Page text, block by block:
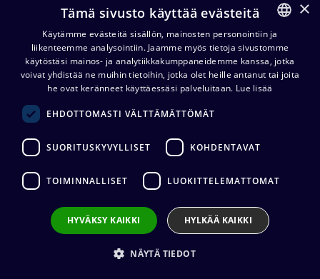
Contrik Power Turtle XO CEE32
IN/OUT - 6x TRUE1 OUT
788,42
FINNISH
ENGLISH
×
Tämä sivusto käyttää evästeitä
Käytämme evästeitä sisällön, mainosten personointiin ja
liikenteemme analysointiin. Jaamme myös tietoja sivustomme
käytöstäsi mainos- ja analytiikkakumppaneidemme kanssa, jotka
voivat yhdistää ne muihin tietoihin, jotka olet heille antanut tai joita
he ovat keränneet käyttäessäsi palveluitaan. Lue lisää
EHDOTTOMASTI VÄLTTÄMÄTTÖMÄT
SUORITUSKYVYLLISET KOHDENTAVAT
TOIMINNALLISET LUOKITTELEMATTOMAT
HYVÄKSY KAIKKI HYLKÄÄ KAIKKI
NÄYTÄ TIEDOT